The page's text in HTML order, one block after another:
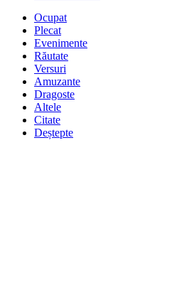
Ocupat
Plecat
Evenimente
Răutate
Versuri
Amuzante
Dragoste
Altele
Citate
Deștepte